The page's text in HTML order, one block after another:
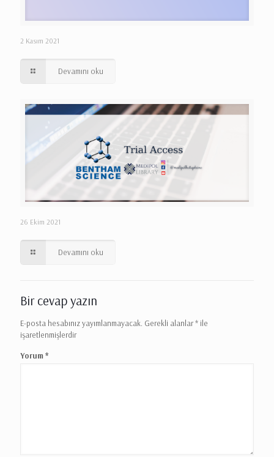
2 Kasım 2021
Devamını oku
26 Ekim 2021
Devamını oku
Bir cevap yazın
E-posta hesabınız yayımlanmayacak. Gerekli alanlar* ile
işaretlenmişlerdir
Yorum *